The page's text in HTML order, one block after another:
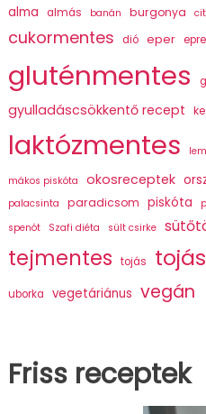
alma almás banán burgonya
cukormentes dió eper
gluténmentes
gyulladáscsökkentő recept
laktózmentes
mákos piskóta okosreceptek
palacsinta paradicsom piskóta
spenót Szafi diéta sült csirke
tejmentes tojás
uborka vegetáriánus vegán
Friss receptek